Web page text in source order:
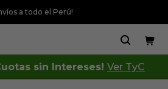
a todo el Perú!
sin Intereses! Ver TyC